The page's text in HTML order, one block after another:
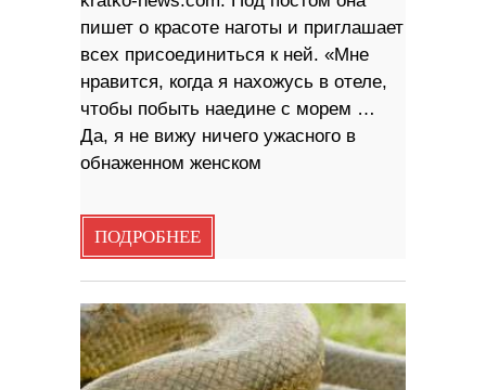
пишет о красоте наготы и приглашает
всех присоединиться к ней. «Мне
нравится, когда я нахожусь в отеле,
чтобы побыть наедине с морем …
Да, я не вижу ничего ужасного в
обнаженном женском
ПОДРОБНЕЕ